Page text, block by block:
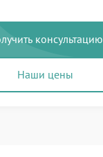
консультацию
Наши цены